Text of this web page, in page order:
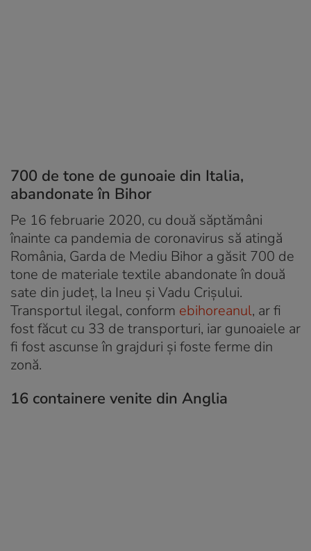
700 de tone de gunoaie din Italia,
abandonate în Bihor
Pe 16 februarie 2020, cu două săptămâni
înainte ca pandemia de coronavirus să atingă
România, Garda de Mediu Bihor a găsit 700 de
tone de materiale textile abandonate în două
sate din județ, la Ineu și Vadu Crișului.
Transportul ilegal, conform ebihoreanul, ar fi
fost făcut cu 33 de transporturi, iar gunoaiele ar
fi fost ascunse în grajduri şi foste ferme din
zonă.
16 containere venite din Anglia